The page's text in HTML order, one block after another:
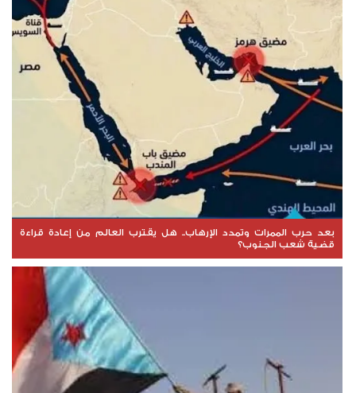
بعد حرب الممرات وتمدد الإرهاب.. هل يقترب العالم من إعادة قراءة
قضية شعب الجنوب؟